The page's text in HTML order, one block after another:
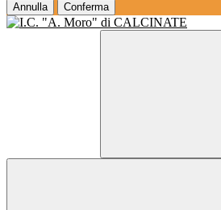
Annulla Conferma